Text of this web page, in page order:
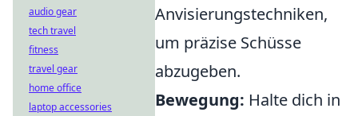
Anvisierungstechniken,
um präzise Schüsse
abzugeben.
Bewegung: Halte dich in
audio gear
tech travel
fitness
travel gear
home office
laptop accessories